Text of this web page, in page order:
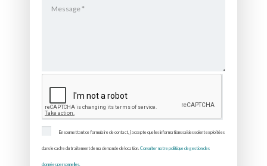
En soumettant ce formulaire de contact, j’accepte que les informations saisies soient exploitées
dans le cadre du traitement de ma demande de location.Consulter notre politique de gestion des
données personnelles.